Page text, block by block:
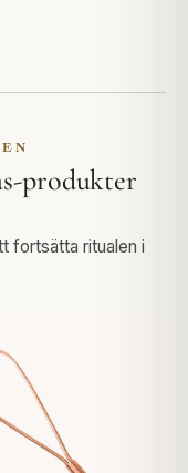
produkter
fortsätta ritualen i